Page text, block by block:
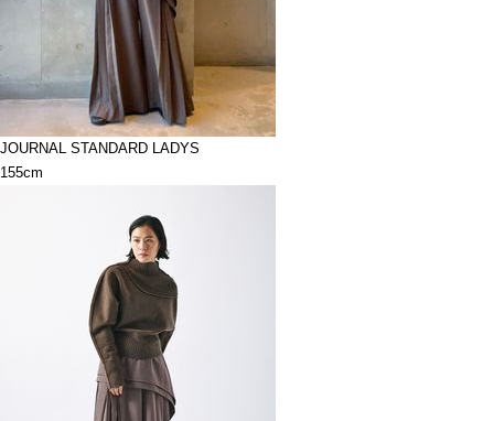
JOURNAL STANDARD LADYS
155cm